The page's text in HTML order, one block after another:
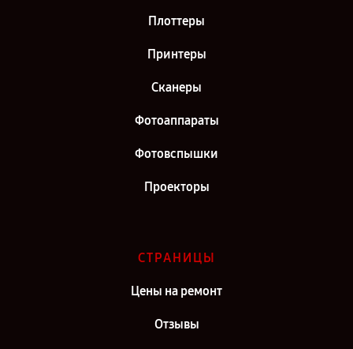
Плоттеры
Принтеры
Сканеры
Фотоаппараты
Фотовспышки
Проекторы
СТРАНИЦЫ
Цены на ремонт
Отзывы